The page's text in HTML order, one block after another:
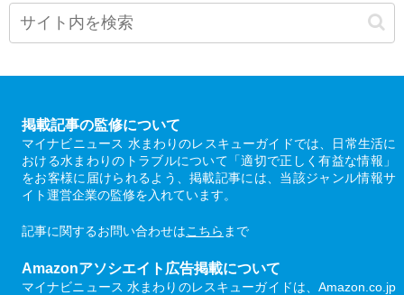
掲載記事の監修について
マイナビニュース 水まわりのレスキューガイドでは、日常生活に
おける水まわりのトラブルについて「適切で正しく有益な情報」
をお客様に届けられるよう、掲載記事には、当該ジャンル情報サ
イト運営企業の監修を入れています。
記事に関するお問い合わせはこちら まで
Amazonアソシエイト広告掲載について
マイナビニュース 水まわりのレスキューガイドは、Amazon.co.jp